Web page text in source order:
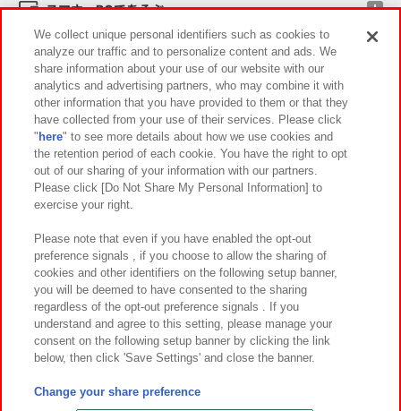
スマホ・PCであそぶ
イベント・キャンペーン
関連会社 サステナビリティ サイトポリシー
プライバシーポリシー ウェブアクセシビリティ方針と検証結果
お取引先さまとともに
カスタマーハラスメント対応方針 よくあるご質問・お問い合わせ
©Bandai Namco Amusement Inc.
©Bandai Namco Amusement Lab Inc.
We collect unique personal identifiers such as cookies to
analyze our traffic and to personalize content and ads. We
share information about your use of our website with our
analytics and advertising partners, who may combine it with
other information that you have provided to them or that they
have collected from your use of their services. Please click
" here" to see more details about how we use cookies and
the retention period of each cookie. You have the right to opt
out of our sharing of your information with our partners.
Please click [Do Not Share My Personal Information] to
exercise your right.
Please note that even if you have enabled the opt-out
preference signals , if you choose to allow the sharing of
cookies and other identifiers on the following setup banner,
you will be deemed to have consented to the sharing
regardless of the opt-out preference signals . If you
understand and agree to this setting, please manage your
consent on the following setup banner by clicking the link
below, then click 'Save Settings' and close the banner.
Change your share preference